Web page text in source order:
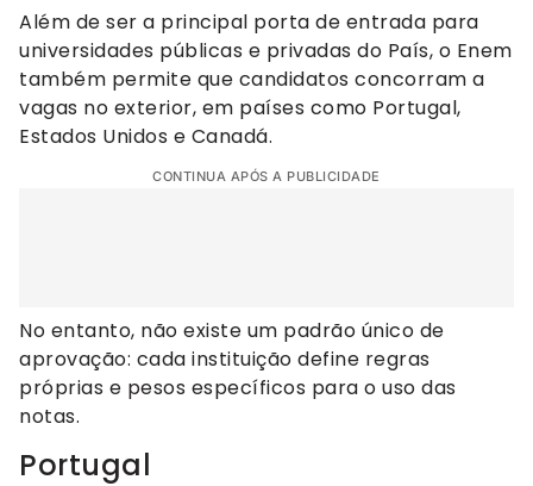
Além de ser a principal porta de entrada para
universidades públicas e privadas do País, o Enem
também permite que candidatos concorram a
vagas no exterior, em países como Portugal,
Estados Unidos e Canadá.
CONTINUA APÓS A PUBLICIDADE
No entanto, não existe um padrão único de
aprovação: cada instituição define regras
próprias e pesos específicos para o uso das
notas.
Portugal